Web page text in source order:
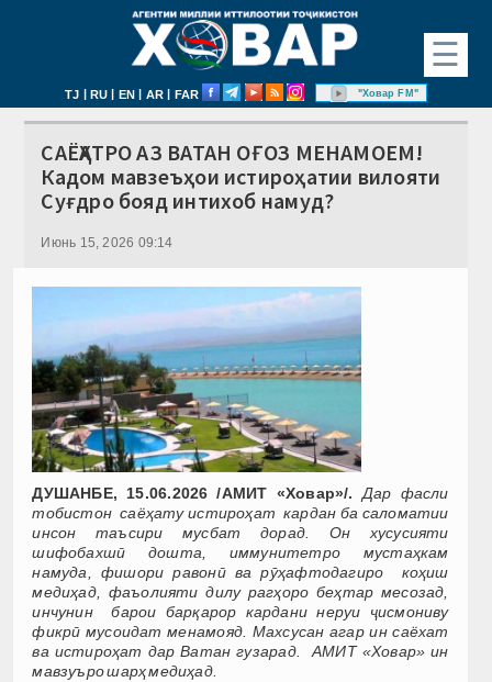
☰
TJ | RU | EN | AR | FAR "Ховар FM"
САЁҲАТРО АЗ ВАТАН ОҒОЗ МЕНАМОЕМ!
Кадом мавзеъҳои истироҳатии вилояти
Суғдро бояд интихоб намуд?
Июнь 15, 2026 09:14
ДУШАНБЕ, 15.06.2026 /АМИТ «Ховар»/.
Дар фасли
тобистон саёҳату истироҳат кардан ба саломатии
инсон таъсири мусбат дорад. Он хусусияти
шифобахшӣ дошта, иммунитетро мустаҳкам
намуда, фишори равонӣ ва рӯҳафтодагиро коҳиш
медиҳад, фаъолияти дилу рагҳоро беҳтар месозад,
инчунин барои барқарор кардани неруи ҷисмониву
фикрӣ мусоидат менамояд. Махсусан агар ин саёхат
ва истироҳат дар Ватан гузарад. АМИТ «Ховар» ин
мавзуъро шарҳ медиҳад.